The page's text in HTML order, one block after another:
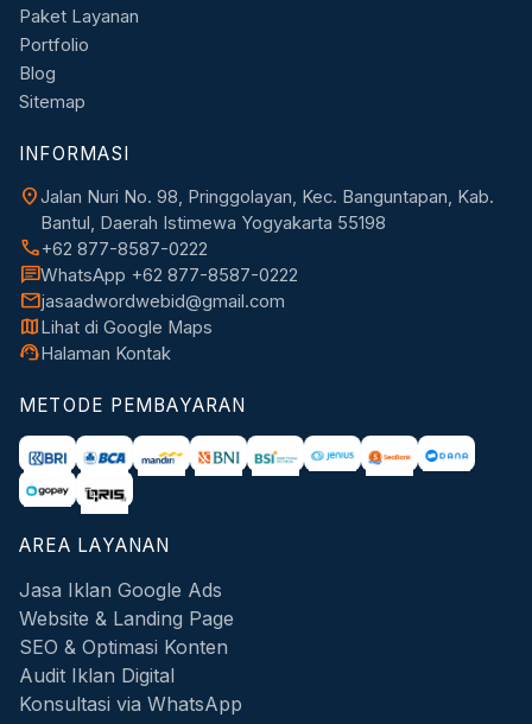
Paket Layanan
Portfolio
Blog
Sitemap
INFORMASI
location_onJalan Nuri No. 98, Pringgolayan, Kec. Banguntapan, Kab.
Bantul, Daerah Istimewa Yogyakarta 55198
call+62 877-8587-0222
chatWhatsApp +62 877-8587-0222
mailjasaadwordwebid@gmail.com
mapLihat di Google Maps
support_agentHalaman Kontak
METODE PEMBAYARAN
AREA LAYANAN
Jasa Iklan Google Ads
Website & Landing Page
SEO & Optimasi Konten
Audit Iklan Digital
Konsultasi via WhatsApp